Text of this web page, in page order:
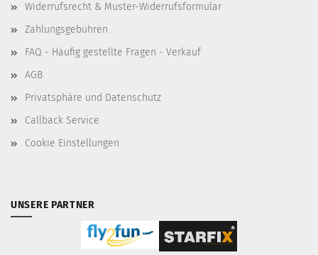
Widerrufsrecht & Muster-Widerrufsformular
Zahlungsgebühren
FAQ - Häufig gestellte Fragen - Verkauf
AGB
Privatsphäre und Datenschutz
Callback Service
Cookie Einstellungen
UNSERE PARTNER